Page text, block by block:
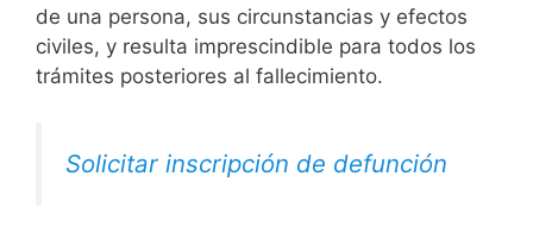
de una persona, sus circunstancias y efectos
civiles, y resulta imprescindible para todos los
trámites posteriores al fallecimiento.
Solicitar inscripción de defunción